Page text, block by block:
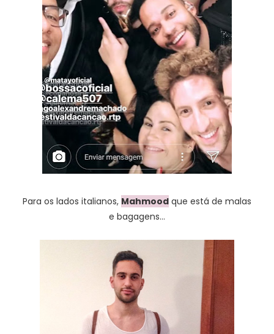
Para os lados italianos, Mahmood que está de malas
e bagagens...